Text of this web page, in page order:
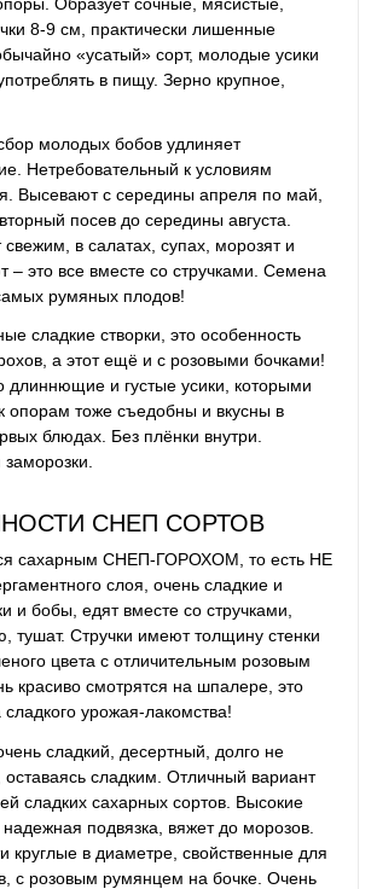
8-9 см, практически лишенные
«усатый» сорт, молодые усики
в пищу. Зерно крупное,
молодых бобов удлиняет
Нетребовательный к условиям
Высевают с середины апреля по май,
посев до середины августа.
в салатах, супах, морозят и
– это все вместе со стручками. Семена
румяных плодов!
сладкие створки, это особенность
а этот ещё и с розовыми бочками!
длиннющие и густые усики, которыми
опорам тоже съедобны и вкусны в
блюдах. Без плёнки внутри.
СНЕП СОРТОВ
сахарным СНЕП-ГОРОХОМ, то есть НЕ
слоя, очень сладкие и
и бобы, едят вместе со стручками,
тушат. Стручки имеют толщину стенки
цвета с отличительным розовым
красиво смотрятся на шпалере, это
сладкого урожая-лакомства!
сладкий, десертный, долго не
оставаясь сладким. Отличный вариант
сладких сахарных сортов. Высокие
подвязка, вяжет до морозов.
круглые в диаметре, свойственные для
с розовым румянцем на бочке. Очень